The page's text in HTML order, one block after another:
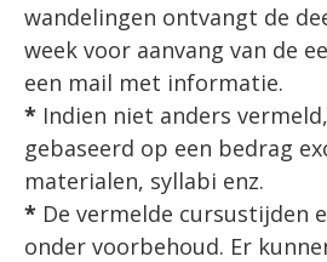
wandelingen ontvangt de
week voor aanvang van de
een mail met informatie.
* Indien niet anders
gebaseerd op een bedrag
materialen, syllabi enz.
* De vermelde cursustijden
onder voorbehoud. Er